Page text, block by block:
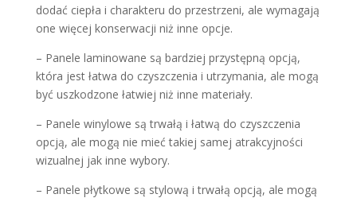
dodać ciepła i charakteru do przestrzeni, ale wymagają
one więcej konserwacji niż inne opcje.
– Panele laminowane są bardziej przystępną opcją,
która jest łatwa do czyszczenia i utrzymania, ale mogą
być uszkodzone łatwiej niż inne materiały.
– Panele winylowe są trwałą i łatwą do czyszczenia
opcją, ale mogą nie mieć takiej samej atrakcyjności
wizualnej jak inne wybory.
– Panele płytkowe są stylową i trwałą opcją, ale mogą